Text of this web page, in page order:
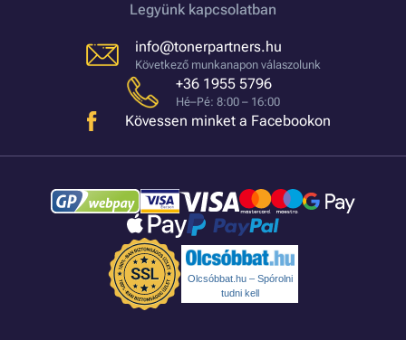
Legyünk kapcsolatban
info@tonerpartners.hu
Következő munkanapon válaszolunk
+36 1955 5796
Hé–Pé: 8:00 – 16:00
Kövessen minket a Facebookon
Olcsóbbat.hu – Spórolni
tudni kell